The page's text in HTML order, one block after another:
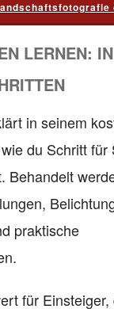
LERNEN:
in seinem
du Schritt für
Behandelt
praktische
für Einsteiger,